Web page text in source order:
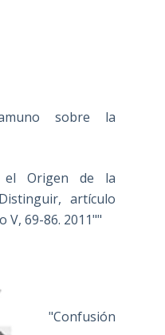
sobre la
el Origen de la
artículo
V, 69-86. 2011""
"Confusión